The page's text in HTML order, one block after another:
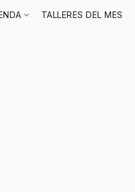
TALLERES DEL MES